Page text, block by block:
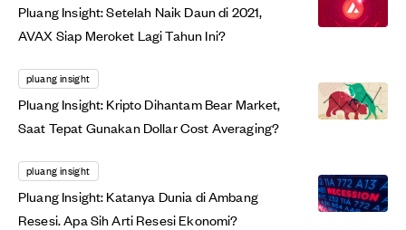
Pluang Insight: Setelah Naik Daun di 2021,
AVAX Siap Meroket Lagi Tahun Ini?
pluang insight
Pluang Insight: Kripto Dihantam Bear Market,
Saat Tepat Gunakan Dollar Cost Averaging?
pluang insight
Pluang Insight: Katanya Dunia di Ambang
Resesi. Apa Sih Arti Resesi Ekonomi?